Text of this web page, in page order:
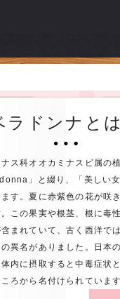
ラドンナと
ス科オオカミナスビ属の
」と綴り、「美しい
す。夏に赤紫色の花が咲
この果実や根茎、根に毒
まれていて、古く西洋で
異名がありました。日本
内に摂取すると中毒症状
ろから名付けられています